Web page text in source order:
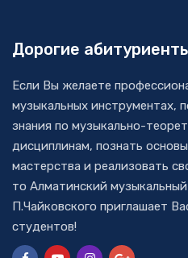
Дорогие
Если Вы желаете
музыкальных инструментах,
знания по музыкально-
дисциплинам, познать основы
мастерства и реализовать
то Алматинский
П.Чайковского приглашает
студентов!